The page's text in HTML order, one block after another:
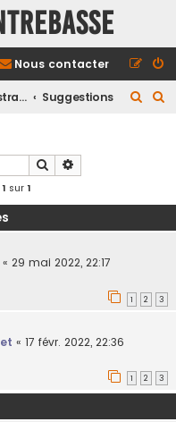
Nous contacter
Administration Suggestions
c
r
c
r
Rechercher
1 sur1
« 29 mai 2022, 22:17
1 2 3
« 17 févr. 2022, 22:36
1 2 3